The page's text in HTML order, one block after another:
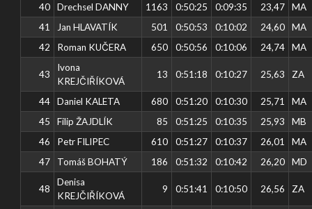
40
Drechsel DANNY 1163 0:50:25 0:09:35 23,47
MA
41
Jan HLAVATÍK 501 0:50:53 0:10:02 24,60
MA
42
Roman KUČERA 650 0:50:56 0:10:06 24,74 MA
43
Ivona
KREJČIŘÍKOVÁ
13 0:51:18 0:10:27 25,63 ZA
44 Daniel KALETA 680 0:51:20 0:10:30 25,71
MA
45
Filip ŽAJDLÍK 85 0:51:25 0:10:35 25,93
MB
46
Petr FILIPEC 610 0:51:27 0:10:37 26,01
MA
47
Tomáš BOHATÝ 186 0:51:32 0:10:42 26,20 MD
48
Denisa
KREJČIŘÍKOVÁ
9 0:51:41 0:10:50 26,56 ZA